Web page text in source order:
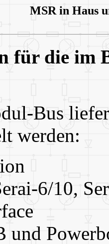
MSR in Haus
für die im
Bus
werden:
6/10,
und